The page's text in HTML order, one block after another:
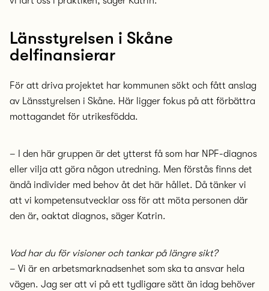
Länsstyrelsen i Skåne
delfinansierar
För att driva projektet har kommunen sökt och fått anslag
av Länsstyrelsen i Skåne. Här ligger fokus på att förbättra
mottagandet för utrikesfödda.
– I den här gruppen är det ytterst få som har NPF-diagnos
eller vilja att göra någon utredning. Men förstås finns det
ändå individer med behov åt det här hållet. Då tänker vi
att vi kompetensutvecklar oss för att möta personen där
den är, oaktat diagnos, säger Katrin.
Vad har du för visioner och tankar på längre sikt?
– Vi är en arbetsmarknadsenhet som ska ta ansvar hela
vägen. Jag ser att vi på ett tydligare sätt än idag behöver